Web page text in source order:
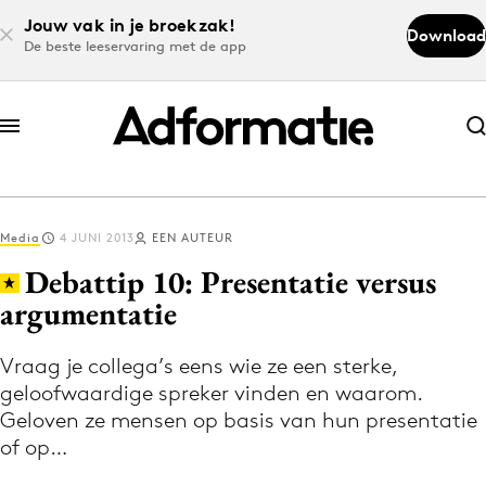
Jouw vak in je broekzak!
De beste leeservaring met de app
Download
Abonneer nu
Abonneer nu
Log in
Volg het laatste nieuws via de Adformatie
Nieuws app
Media 4 JUNI 2013 EEN AUTEUR
Debattip 10: Presentatie versus
argumentatie
Vraag je collega’s eens wie ze een sterke,
geloofwaardige spreker vinden en waarom.
Geloven ze mensen op basis van hun presentatie
of op…